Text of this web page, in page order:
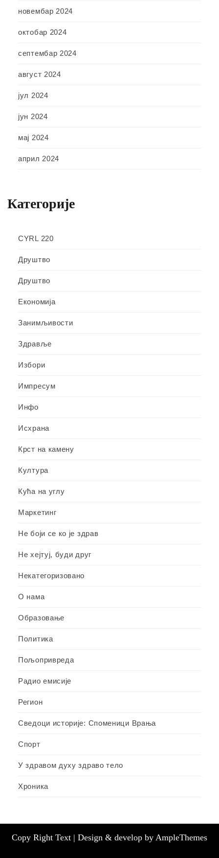
новембар 2024
октобар 2024
септембар 2024
август 2024
јул 2024
јун 2024
мај 2024
април 2024
Категорије
CYRL 220
Друштво
Друштво
Економија
Занимљивости
Здравље
Избори
Импресум
Инфо
Исхрана
Крст на камену
Култура
Кућа на углу
Маркетинг
Не боји се ко је здрав
Не хејтуј, буди друг
Некатегоризовано
О нама
Образовање
Политика
Пољопривреда
Радио емисије
Регион
Сведоци историје: Споменици Врања
Спорт
У здравом духу здраво тело
Хроника
Copy Right Text | Design & develop by AmpleThemes